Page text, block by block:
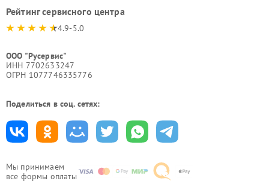
Мы принимаем
все формы оплаты
Рейтинг сервисного центра
4.9-5.0
ООО "Русервис"
ИНН 7702633247
ОГРН 1077746335776
Поделиться в соц. сетях: